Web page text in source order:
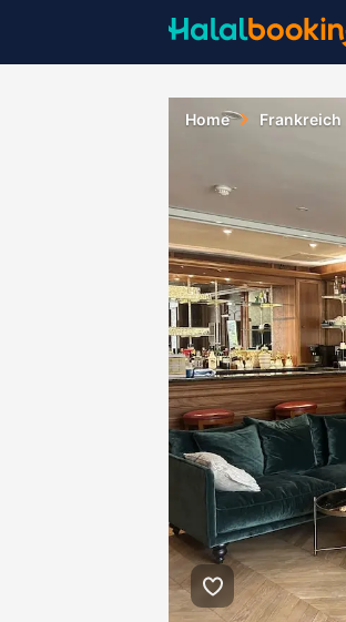
Home Frankreich